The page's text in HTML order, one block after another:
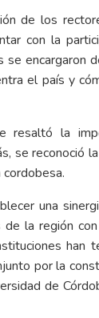
de los
con la
se encargaron
el país y
resaltó la
se reconoció
una
la región
por la
de